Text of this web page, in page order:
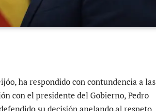
ha respondido con contundencia a las
con el presidente del Gobierno, Pedro